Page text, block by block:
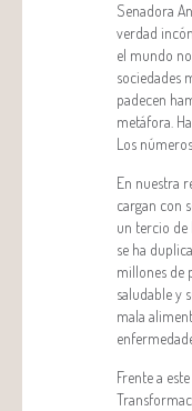
Senadora
verdad
el mundo
sociedades
padecen
metáfora.
Los
En nuestra
cargan con
un tercio de
se ha
millones de
saludable y
mala
Frente a